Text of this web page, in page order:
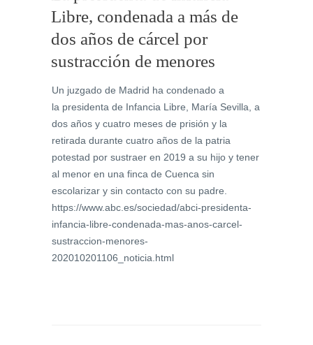
Libre, condenada a más de
dos años de cárcel por
sustracción de menores
Un juzgado de Madrid ha condenado a
la presidenta de Infancia Libre, María Sevilla, a
dos años y cuatro meses de prisión y la
retirada durante cuatro años de la patria
potestad por sustraer en 2019 a su hijo y tener
al menor en una finca de Cuenca sin
escolarizar y sin contacto con su padre.
https://www.abc.es/sociedad/abci-presidenta-
infancia-libre-condenada-mas-anos-carcel-
sustraccion-menores-
202010201106_noticia.html